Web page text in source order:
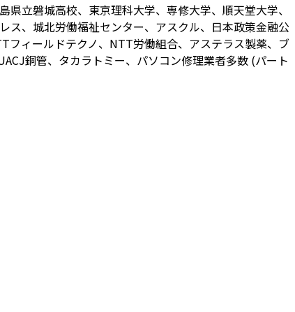
立磐城高校、東京理科大学、専修大学、順天堂大学、
ス、城北労働福祉センター、アスクル、日本政策金融公
フィールドテクノ、NTT労働組合、アステラス製薬、ブ
銅管、タカラトミー、パソコン修理業者多数 (パート